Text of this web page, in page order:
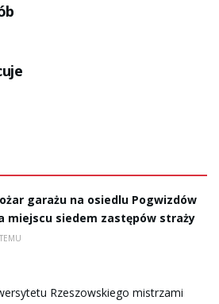
garażu na osiedlu Pogwizdów
miejscu siedem zastępów straży
Rzeszowskiego mistrzami